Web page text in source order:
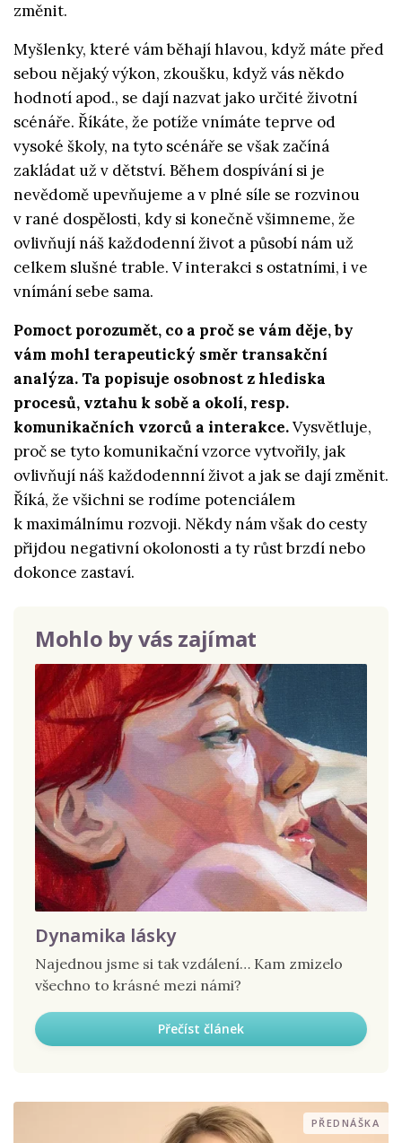
změnit.
Myšlenky, které vám běhají hlavou, když máte před
sebou nějaký výkon, zkoušku, když vás někdo
hodnotí apod., se dají nazvat jako určité životní
scénáře. Říkáte, že potíže vnímáte teprve od
vysoké školy, na tyto scénáře se však začíná
zakládat už v dětství. Během dospívání si je
nevědomě upevňujeme a v plné síle se rozvinou
v rané dospělosti, kdy si konečně všimneme, že
ovlivňují náš každodenní život a působí nám už
celkem slušné trable. V interakci s ostatními, i ve
vnímání sebe sama.
Pomoct porozumět, co a proč se vám děje, by
vám mohl terapeutický směr transakční
analýza. Ta popisuje osobnost z hlediska
procesů, vztahu k sobě a okolí, resp.
komunikačních vzorců a interakce.Vysvětluje,
proč se tyto komunikační vzorce vytvořily, jak
ovlivňují náš každodennní život a jak se dají změnit.
Říká, že všichni se rodíme potenciálem
k maximálnímu rozvoji. Někdy nám však do cesty
přijdou negativní okolonosti a ty růst brzdí nebo
dokonce zastaví.
Mohlo by vás zajímat
Dynamika lásky
Najednou jsme si tak vzdálení… Kam zmizelo
všechno to krásné mezi námi?
Přečíst článek
PŘEDNÁŠKA